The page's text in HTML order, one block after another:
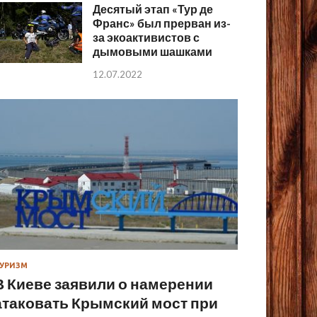
Десятый этап «Тур де
Франс» был прерван из-
за экоактивистов с
дымовыми шашками
12.07.2022
Киеве заявили о намерении
Крымский мост при